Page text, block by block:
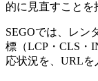
的に見直すことを
SEGOでは、レン
標（LCP・CLS・
応状況を、URLを